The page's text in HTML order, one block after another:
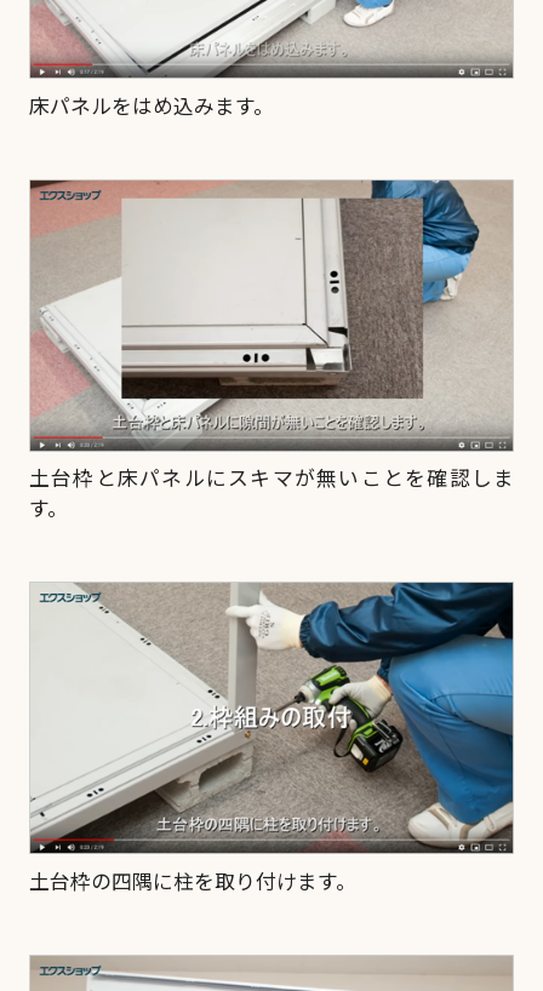
床パネルをはめ込みます。
土台枠と床パネルにスキマが無いことを確認しま
す。
土台枠の四隅に柱を取り付けます。